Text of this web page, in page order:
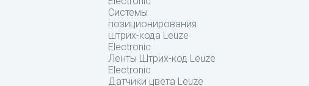
Системы
позиционирования
штрих-кода Leuze
Electronic
Ленты Штрих-код Leuze
Electronic
Датчики цвета Leuze